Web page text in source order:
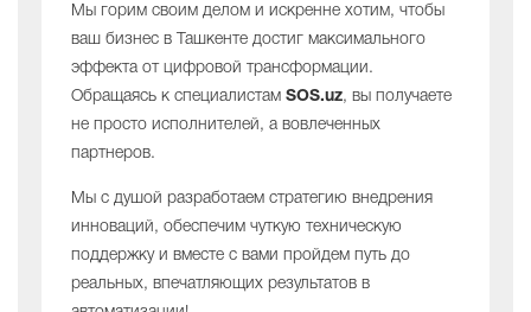
Мы горим своим делом и искренне хотим, чтобы
ваш бизнес в Ташкенте достиг максимального
эффекта от цифровой трансформации.
Обращаясь к специалистам SOS.uz, вы получаете
не просто исполнителей, а вовлеченных
партнеров.
Мы с душой разработаем стратегию внедрения
инноваций, обеспечим чуткую техническую
поддержку и вместе с вами пройдем путь до
реальных, впечатляющих результатов в